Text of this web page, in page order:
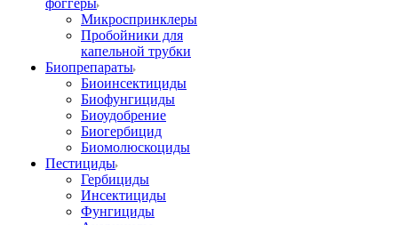
фоггеры
Микроспринклеры
Пробойники для
капельной трубки
Биопрепараты
Биоинсектициды
Биофунгициды
Биоудобрение
Биогербицид
Биомолюскоциды
Пестициды
Гербициды
Инсектициды
Фунгициды